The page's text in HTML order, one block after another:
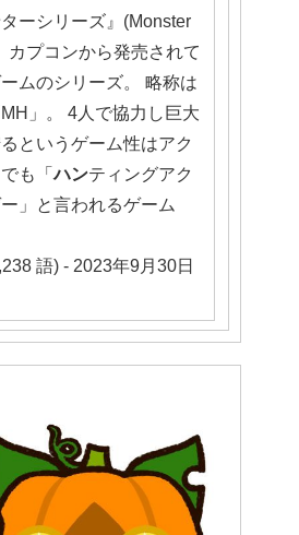
ターシリーズ』(Monster
カプコンから発売されて
ムのシリーズ。 略称は
MH」。 4人で協力し巨大
というゲーム性はアク
も「 ハンティングアク
」と言われるゲーム
語) - 2023年9月30日